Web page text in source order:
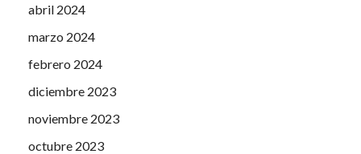
abril 2024
marzo 2024
febrero 2024
diciembre 2023
noviembre 2023
octubre 2023